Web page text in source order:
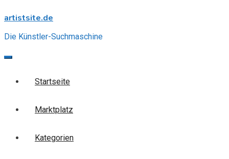
to
artistsite.de
Die Künstler-Suchmaschine
Startseite
Marktplatz
Kategorien